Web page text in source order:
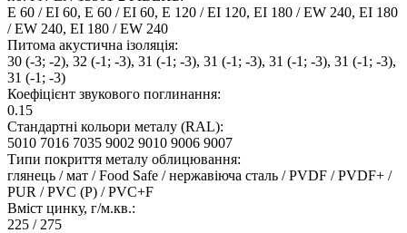
E 60 / EI 60, E 60 / EI 60, E 120 / EI 120, EI 180 / EW 240, EI 180
/ EW 240, EI 180 / EW 240
Питома акустична ізоляція:
30 (-3; -2), 32 (-1; -3), 31 (-1; -3), 31 (-1; -3), 31 (-1; -3), 31 (-1; -3),
31 (-1; -3)
Коефіцієнт звукового поглинання:
0.15
Стандартні кольори металу (RAL):
5010 7016 7035 9002 9010 9006 9007
Типи покриття металу облицювання:
глянець / мат / Food Safe / нержавіюча сталь / PVDF / PVDF+ /
PUR / PVC (P) / PVC+F
Вміст цинку, г/м.кв.:
225 / 275